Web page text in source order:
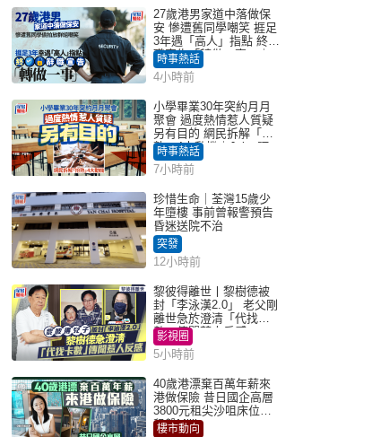
27歲港男家道中落做保
安 慘遭舊同學嘲笑 捱足
3年遇「高人」指點 終辭
職宣告「轉做一事」｜
Juicy叮
時事熱話
4小時前
小學畢業30年突約月月
聚會 過度熱情惹人質疑
另有目的 網民拆解「扮
熟」4大動機｜Juicy叮
時事熱話
7小時前
珍惜生命｜荃灣15歲少
年墮樓 事前曾報警預告
昏迷送院不治
突發
12小時前
黎彼得離世丨黎樹德被
封「李泳漢2.0」 老父剛
離世急於澄清「代找卡
數」傳聞惹人反感
影視圈
5小時前
40歲港漂棄百萬年薪來
港做保險 昔日國企高層
3800元租尖沙咀床位｜
租盤Million
樓市動向